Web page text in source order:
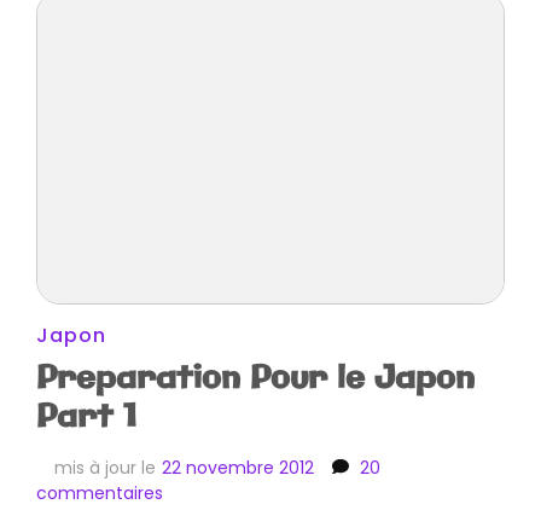
Japon
Preparation Pour le Japon
Part 1
mis à jour le 22 novembre 2012
20
commentaires